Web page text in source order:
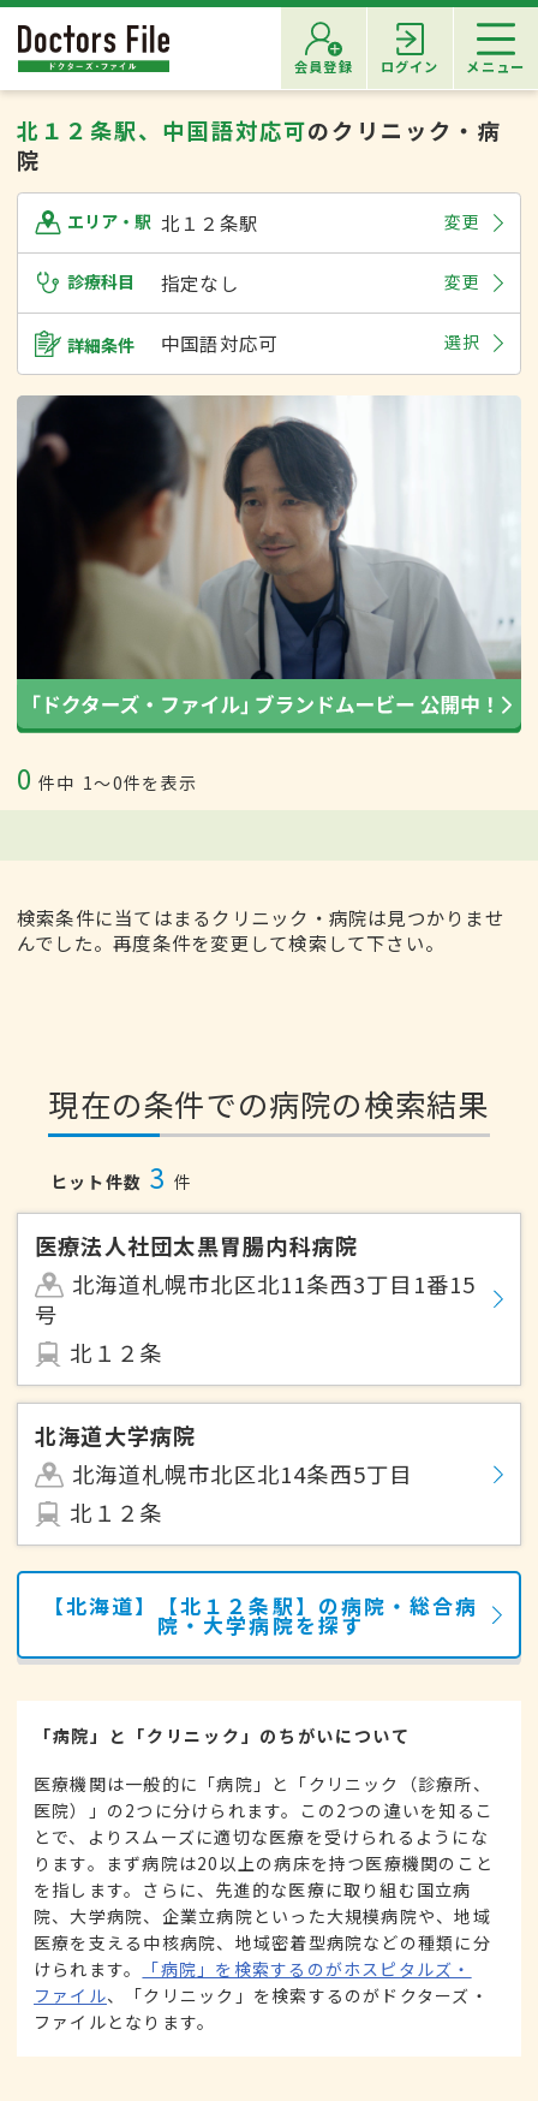
会員登録 ログイン メニュー
北１２条駅、中国語対応可のクリニック・病
院
エリア・駅 北１２条駅 変更
診療科目 指定なし 変更
詳細条件 中国語対応可 選択
0 件中 1〜0件を表示
検索条件に当てはまるクリニック・病院は見つかりませ
んでした。再度条件を変更して検索して下さい。
現在の条件での病院の検索結果
ヒット件数 3 件
医療法人社団太黒胃腸内科病院
北海道札幌市北区北11条西3丁目1番15
号
北１２条
北海道大学病院
北海道札幌市北区北14条西5丁目
北１２条
【北海道】【北１２条駅】の病院・総合病
院・大学病院を探す
「病院」と「クリニック」のちがいについて
医療機関は一般的に「病院」と「クリニック（診療所、
医院）」の2つに分けられます。この2つの違いを知るこ
とで、よりスムーズに適切な医療を受けられるようにな
ります。まず病院は20以上の病床を持つ医療機関のこと
を指します。さらに、先進的な医療に取り組む国立病
院、大学病院、企業立病院といった大規模病院や、地域
医療を支える中核病院、地域密着型病院などの種類に分
けられます。
「病院」を検索するのがホスピタルズ・
ファイル、「クリニック」を検索するのがドクターズ・
ファイルとなります。